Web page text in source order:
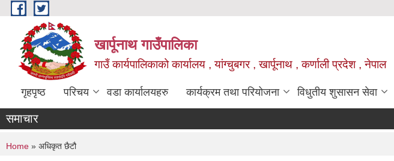
Skip to main content
खार्पूनाथ गाउँपालिका
गाउँ कार्यपालिकाको कार्यालय , यांग्चुबगर , खार्पूनाथ , कर्णाली प्रदेश , नेपाल
गृहपृष्ठ परिचय वडा कार्यालयहरु कार्यक्रम तथा परियोजना विधुतीय शुसासन सेवा
समाचार
You are here
Home » अधिकृत छैटौ